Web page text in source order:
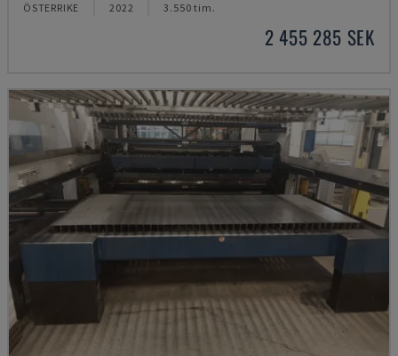
ÖSTERRIKE 2022 3.550 tim.
2 455 285 SEK